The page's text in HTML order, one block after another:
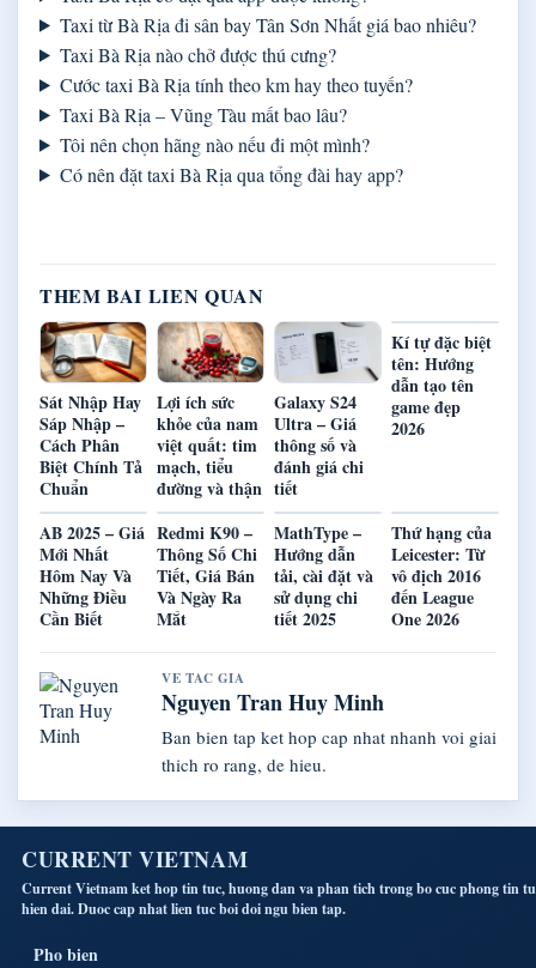
Taxi từ Bà Rịa đi sân bay Tân Sơn Nhất giá bao nhiêu?
Taxi Bà Rịa nào chở được thú cưng?
Cước taxi Bà Rịa tính theo km hay theo tuyến?
Taxi Bà Rịa – Vũng Tàu mất bao lâu?
Tôi nên chọn hãng nào nếu đi một mình?
Có nên đặt taxi Bà Rịa qua tổng đài hay app?
THEM BAI LIEN QUAN
Sát Nhập Hay
Sáp Nhập –
Cách Phân
Biệt Chính Tả
Chuẩn
Lợi ích sức
khỏe của nam
việt quất: tim
mạch, tiểu
đường và thận
Galaxy S24
Ultra – Giá
thông số và
đánh giá chi
tiết
Kí tự đặc biệt
tên: Hướng
dẫn tạo tên
game đẹp
2026
AB 2025 – Giá
Mới Nhất
Hôm Nay Và
Những Điều
Cần Biết
Redmi K90 –
Thông Số Chi
Tiết, Giá Bán
Và Ngày Ra
Mắt
MathType –
Hướng dẫn
tải, cài đặt và
sử dụng chi
tiết 2025
Thứ hạng của
Leicester: Từ
vô địch 2016
đến League
One 2026
VE TAC GIA
Nguyen Tran Huy Minh
Ban bien tap ket hop cap nhat nhanh voi giai
thich ro rang, de hieu.
CURRENT VIETNAM
Current Vietnam ket hop tin tuc, huong dan va phan tich trong bo cuc phong tin
hien dai. Duoc cap nhat lien tuc boi doi ngu bien tap.
Pho bien